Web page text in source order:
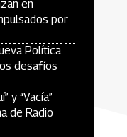
en
por
Política
desafíos
y “Vacía”
de Radio